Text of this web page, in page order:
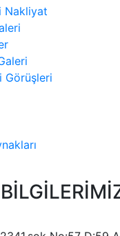
Nakliyat
Görüşleri